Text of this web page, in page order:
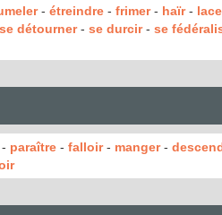
- étreindre - frimer- haïr-
se détourner- se durcir- se
- paraître - falloir- manger-